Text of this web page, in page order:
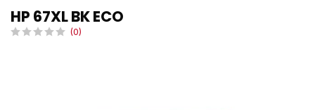
HP 67XL BK ECO
(0)